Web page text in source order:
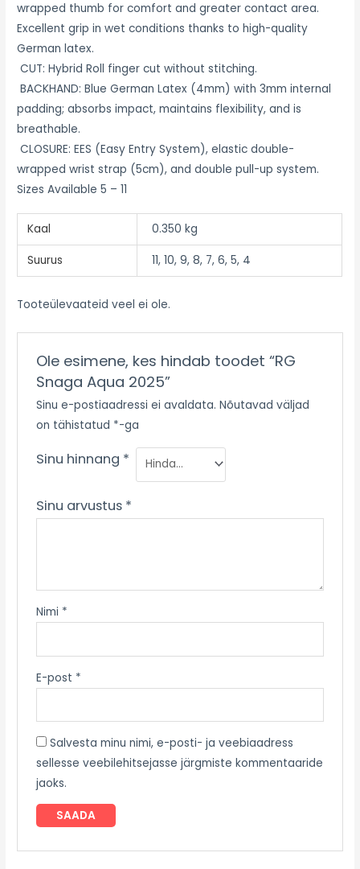
wrapped thumb for comfort and greater contact area.
Excellent grip in wet conditions thanks to high-quality
German latex.
CUT: Hybrid Roll finger cut without stitching.
BACKHAND: Blue German Latex (4mm) with 3mm internal
padding; absorbs impact, maintains flexibility, and is
breathable.
CLOSURE: EES (Easy Entry System), elastic double-
wrapped wrist strap (5cm), and double pull-up system.
Sizes Available 5 – 11
Kaal 0.350 kg
Suurus 11, 10, 9, 8, 7, 6, 5, 4
Tooteülevaateid veel ei ole.
Ole esimene, kes hindab toodet “RG
Snaga Aqua 2025”
Sinu e-postiaadressi ei avaldata. Nõutavad väljad
on tähistatud *-ga
Sinu hinnang *
Sinu arvustus *
Nimi *
E-post *
Salvesta minu nimi, e-posti- ja veebiaadress
sellesse veebilehitsejasse järgmiste kommentaaride
jaoks.